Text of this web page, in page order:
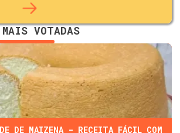
VOTADAS
DE MAIZENA - RECEITA FÁCIL COM